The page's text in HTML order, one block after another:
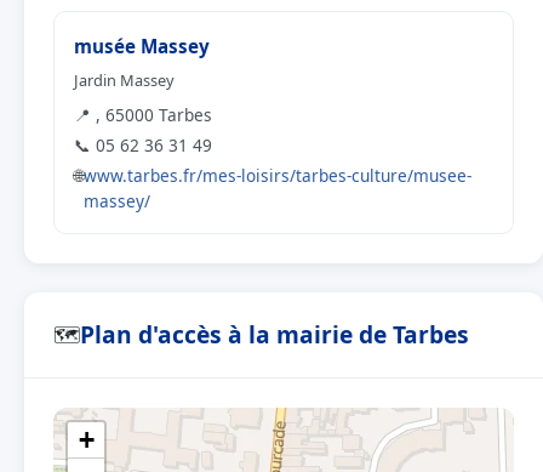
musée Massey
Jardin Massey
📍 , 65000 Tarbes
📞 05 62 36 31 49
🌐www.tarbes.fr/mes-loisirs/tarbes-culture/musee-
massey/
🗺Plan d'accès à la mairie de Tarbes
+